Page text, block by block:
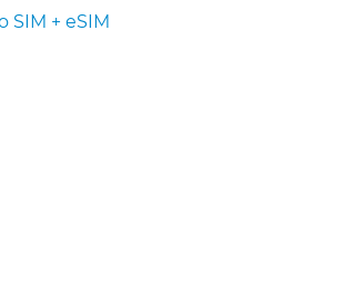
SIM + eSIM